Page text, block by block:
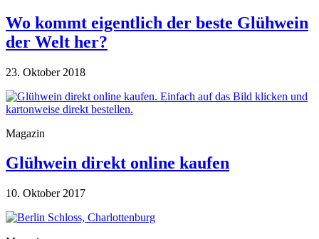
Wo kommt eigentlich der beste Glühwein
der Welt her?
23. Oktober 2018
Magazin
Glühwein direkt online kaufen
10. Oktober 2017